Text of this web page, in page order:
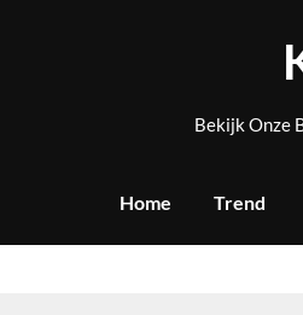
Bekijk Onze
Home Trend